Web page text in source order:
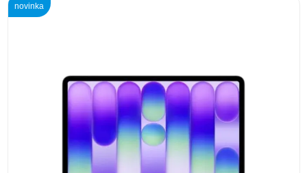
novinka